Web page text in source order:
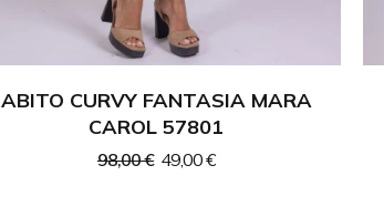
ABITO CURVY FANTASIA MARA
CAROL 57801
98,00 € 49,00 €